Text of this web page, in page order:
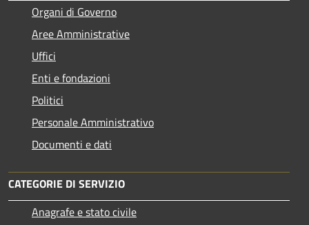
Organi di Governo
Aree Amministrative
Uffici
Enti e fondazioni
Politici
Personale Amministrativo
Documenti e dati
CATEGORIE DI SERVIZIO
Anagrafe e stato civile